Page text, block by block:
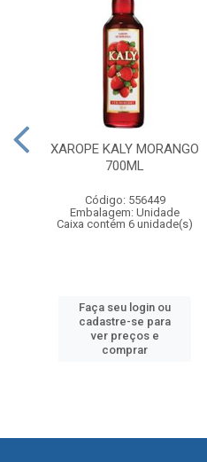
XAROPE KALY MORANGO
700ML
Código: 556449
Embalagem: Unidade
Caixa contém 6 unidade(s)
Faça seu login ou
cadastre-se para
ver preços e
comprar